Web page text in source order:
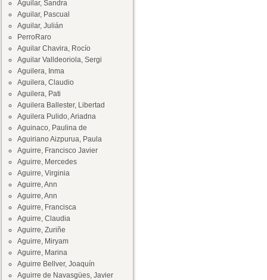
Aguilar, Sandra
Aguilar, Pascual
Aguilar, Julián
PerroRaro
Aguilar Chavira, Rocío
Aguilar Valldeoriola, Sergi
Aguilera, Inma
Aguilera, Claudio
Aguilera, Pati
Aguilera Ballester, Libertad
Aguilera Pulido, Ariadna
Aguinaco, Paulina de
Aguiriano Aizpurua, Paula
Aguirre, Francisco Javier
Aguirre, Mercedes
Aguirre, Virginia
Aguirre, Ann
Aguirre, Ann
Aguirre, Francisca
Aguirre, Claudia
Aguirre, Zuriñe
Aguirre, Miryam
Aguirre, Marina
Aguirre Bellver, Joaquín
Aguirre de Navasgües, Javier